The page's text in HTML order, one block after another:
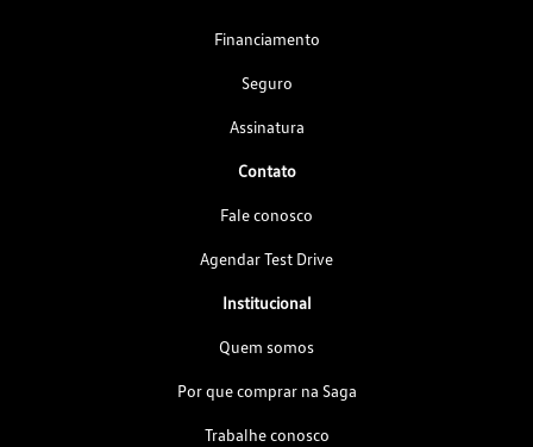
Financiamento
Seguro
Assinatura
Contato
Fale conosco
Agendar Test Drive
Institucional
Quem somos
Por que comprar na Saga
Trabalhe conosco